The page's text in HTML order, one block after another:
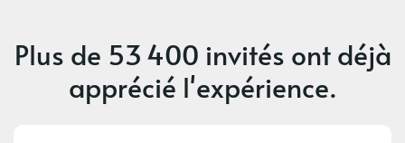
Plus de 53 400 invités ont déjà
apprécié l'expérience.